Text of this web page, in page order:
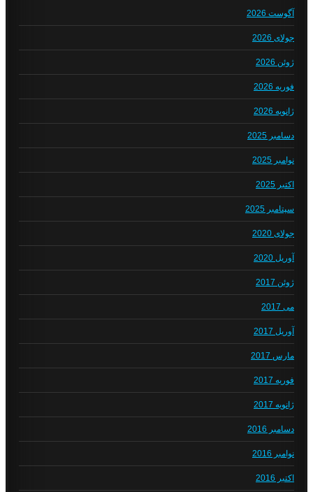
آگوست 2026
جولای 2026
ژوئن 2026
فوریه 2026
ژانویه 2026
دسامبر 2025
نوامبر 2025
اکتبر 2025
سپتامبر 2025
جولای 2020
آوریل 2020
ژوئن 2017
می 2017
آوریل 2017
مارس 2017
فوریه 2017
ژانویه 2017
دسامبر 2016
نوامبر 2016
اکتبر 2016